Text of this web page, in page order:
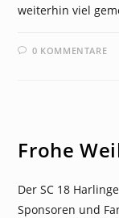
weiterhin viel
0 KOMMENTARE
Frohe
Der SC 18
Sponsoren und